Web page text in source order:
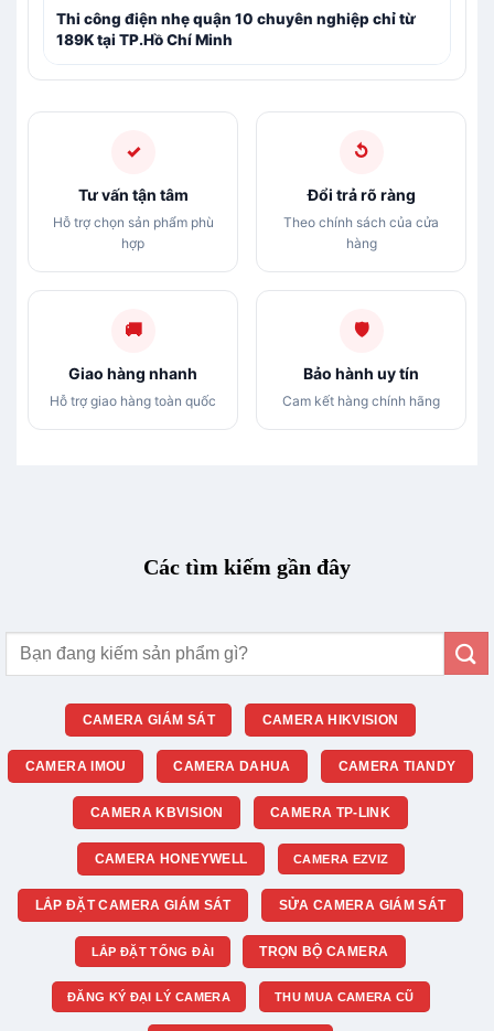
Thi công điện nhẹ quận 10 chuyên nghiệp chỉ từ
189K tại TP.Hồ Chí Minh
✓
Tư vấn tận tâm
Hỗ trợ chọn sản phẩm phù
hợp
↺
Đổi trả rõ ràng
Theo chính sách của cửa
hàng
🚚
Giao hàng nhanh
Hỗ trợ giao hàng toàn quốc
🛡
Bảo hành uy tín
Cam kết hàng chính hãng
Các tìm kiếm gần đây
Tìm
CAMERA GIÁM SÁT CAMERA HIKVISION
CAMERA IMOU CAMERA DAHUA CAMERA TIANDY
CAMERA KBVISION CAMERA TP-LINK
CAMERA HONEYWELL CAMERA EZVIZ
LẮP ĐẶT CAMERA GIÁM SÁT SỬA CAMERA GIÁM SÁT
LẮP ĐẶT TỔNG ĐÀI TRỌN BỘ CAMERA
ĐĂNG KÝ ĐẠI LÝ CAMERA THU MUA CAMERA CŨ